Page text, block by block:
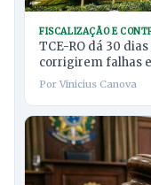
FISCALIZAÇÃO E
TCE-RO dá 30
corrigirem falhas
Por Vinicius Canova